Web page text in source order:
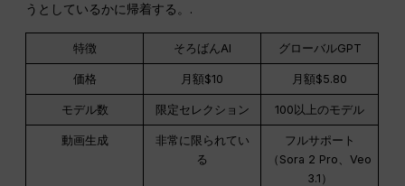
うとしているかに帰着する。.
特徴 そろばんAI グローバルGPT
価格 月額$10 月額$5.80
モデル数 限定セレクション 100以上のモデル
動画生成
非常に限られてい
る
フルサポート
（Sora 2 Pro、Veo
3.1）